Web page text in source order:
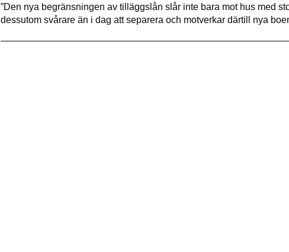
”Den nya begränsningen av tilläggslån slår inte bara mot hus med
dessutom svårare än i dag att separera och motverkar därtill nya